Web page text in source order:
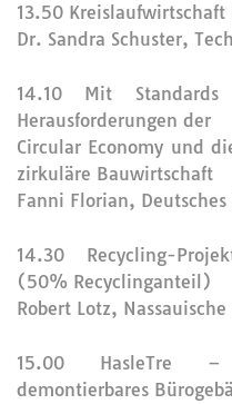
13.50 Kreislaufwirtschaft
Dr. Sandra Schuster,
14.10 Mit
Herausforderungen der
Circular Economy und
zirkuläre Bauwirtschaft
Fanni Florian,
14.30 Recycling-
(50% Recyclinganteil)
Robert Lotz,
15.00 HasleTre –
demontierbares